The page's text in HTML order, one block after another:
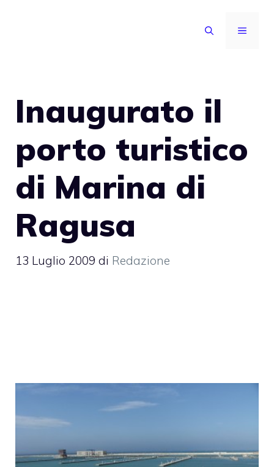
MENU
Inaugurato il
porto turistico
di Marina di
Ragusa
13 Luglio 2009 di Redazione